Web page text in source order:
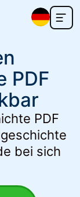
PDF
PDF
bei sich